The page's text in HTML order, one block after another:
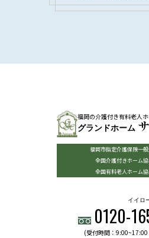
福岡の介護付き有料老人
グランドホーム
福岡市指定介護保険一
全国介護付きホーム
全国有料老人ホーム
0120-
イイロ
(受付時間：